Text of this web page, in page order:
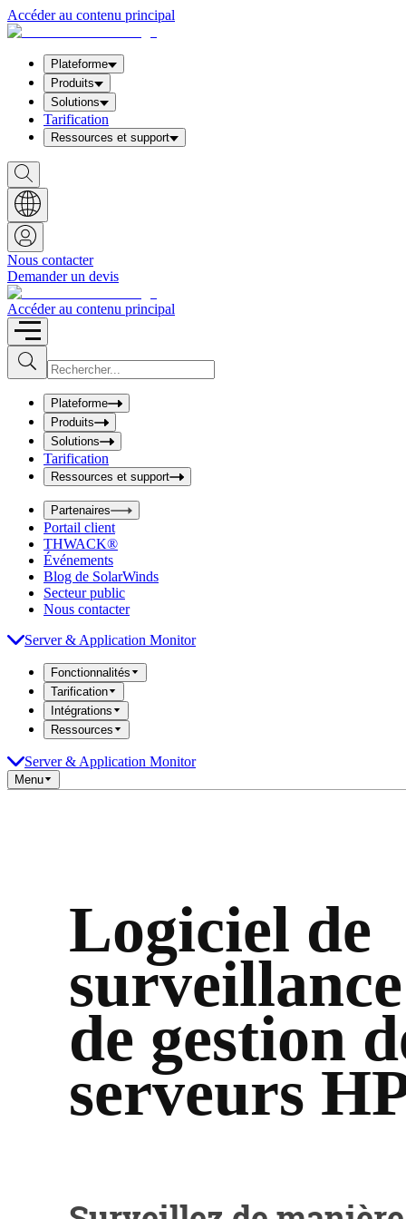
Accéder au contenu principal
Plateforme
Produits
Solutions
Tarification
Ressources et support
S
h
o
w
S
e
a
r
c
h
b
o
x
Nous contacter
Demander un devis
Accéder au contenu principal
S
u
b
I
n
u
t
S
e
a
r
c
h
b
o
x
Plateforme
Produits
Solutions
Tarification
Ressources et support
Partenaires
Portail client
THWACK®
Événements
Blog de SolarWinds
Secteur public
Nous contacter
Server & Application Monitor
Fonctionnalités
Tarification
Intégrations
Ressources
Server & Application Monitor
Menu
Logiciel de
de gestion
serveurs